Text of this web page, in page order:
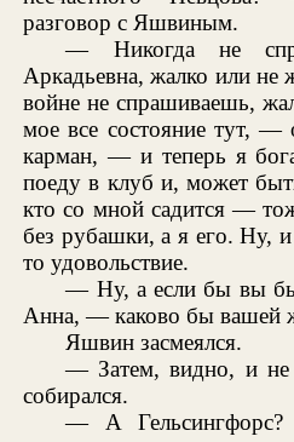
разговор с Яшвиным.
— Никогда не
Аркадьевна, жалко или не
войне не спрашиваешь,
мое все состояние тут, —
карман, — и теперь я
поеду в клуб и, может
кто со мной садится —
без рубашки, а я его. Ну,
то удовольствие.
— Ну, а если бы вы
Анна, — каково бы вашей
Яшвин засмеялся.
— Затем, видно, и не
собирался.
— А